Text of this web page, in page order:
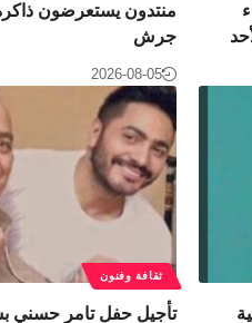
منتدون يستعرضون
جرش
2026-08-05
أمسية
ثقافة وفنون
تأجيل حفل تامر حسني